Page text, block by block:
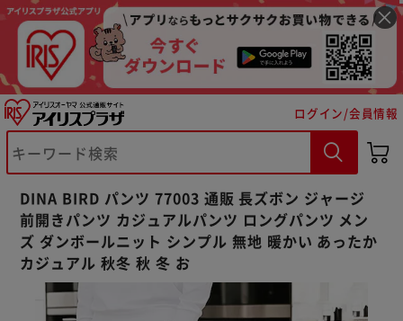
ログイン/会員情報
DINA BIRD パンツ 77003 通販 長ズボン ジャージ
前開きパンツ カジュアルパンツ ロングパンツ メン
ズ ダンボールニット シンプル 無地 暖かい あったか
カジュアル 秋冬 秋 冬 お
※ご確認ください
カートに入れる 購入手続きへ